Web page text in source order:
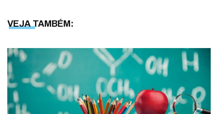
VEJA TAMBÉM: